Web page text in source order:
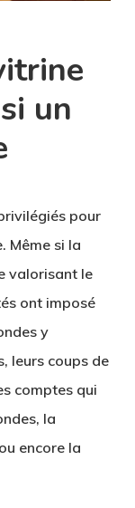
un
pour
Même si la
valorisant le
ont imposé
y
leurs coups de
comptes qui
la
encore la